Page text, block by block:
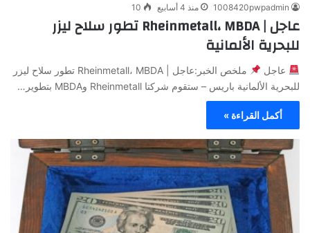
1008420pwpadmin منذ 4 أسابيع 10
عاجل | Rheinmetall، MBDA تطور سلاح ليزر
للبحرية الألمانية
عاجل
ملخص الخبر:عاجل | Rheinmetall، MBDA تطور سلاح ليزر
للبحرية الألمانية باريس – ستقوم شركتا Rheinmetall وMBDA بتطوير…
أكمل القراءة »